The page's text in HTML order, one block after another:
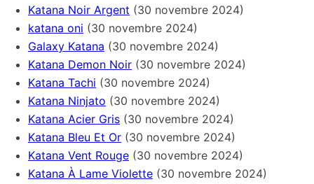
Katana Noir Argent (30 novembre 2024)
katana oni (30 novembre 2024)
Galaxy Katana (30 novembre 2024)
Katana Demon Noir (30 novembre 2024)
Katana Tachi (30 novembre 2024)
Katana Ninjato (30 novembre 2024)
Katana Acier Gris (30 novembre 2024)
Katana Bleu Et Or (30 novembre 2024)
Katana Vent Rouge (30 novembre 2024)
Katana À Lame Violette (30 novembre 2024)